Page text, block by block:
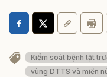
Kiểm soát bệnh tật
vùng DTTS và miền